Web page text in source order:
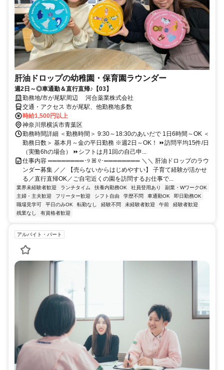
肝油ドロップの幼稚園・保育園ラウンダー
週2日～◎車通勤＆直行直帰♪【03】
勤務地/市が尾駅周辺 河合薬業株式会社
交通・アクセス 市が尾駅、他勤務地多数
時給1,500円以上
神奈川県横浜市青葉区
勤務時間詳細 ＜勤務時間＞ 9:30～18:30のあいだで 1日6時間～OK ＜
勤務日数＞ 基本月～金の平日勤務 ※週2日～OK！ ⏩訪問平均15件/日
（実働6hの場合） ⏩シフトは月1回の自己申...
仕事内容 ════════･୨ ꕤ ୧･════════ ＼＼ 肝油ドロップのラウ
ンダー募集 ／／ 【売らないからはじめやすい】 子育て経験が活かせ
る／直行直帰OK／ご自宅近くの園を訪問するお仕事で...
業界未経験者歓迎 ランチタイム 扶養内勤務OK 社員登用あり
副業・WワークOK
主婦・主夫歓迎
フリーター歓迎 シフト自由 学歴不問 車通勤OK
即日勤務OK
職場見学可
平日のみOK 転勤なし 経験不問 未経験者歓迎 午前
経験者歓迎
残業なし
有資格者歓迎
アルバイト・パート